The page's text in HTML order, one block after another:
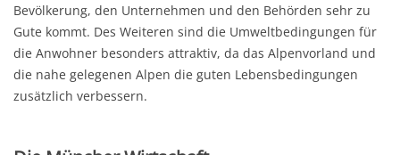
Bevölkerung, den Unternehmen und den Behörden sehr zu
Gute kommt. Des Weiteren sind die Umweltbedingungen für
die Anwohner besonders attraktiv, da das Alpenvorland und
die nahe gelegenen Alpen die guten Lebensbedingungen
zusätzlich verbessern.